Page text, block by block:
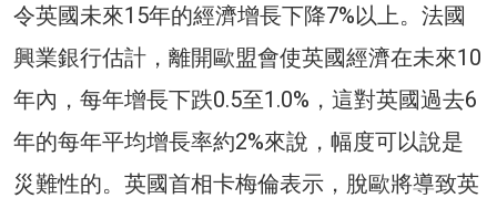
令英國未來15年的經濟增長下降7%以上。法國
興業銀行估計，離開歐盟會使英國經濟在未來10
年內，每年增長下跌0.5至1.0%，這對英國過去6
年的每年平均增長率約2%來說，幅度可以說是
災難性的。英國首相卡梅倫表示，脫歐將導致英